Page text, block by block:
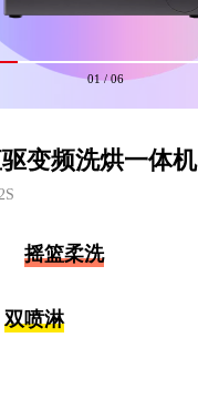
01/06
变频洗烘一体机
摇篮柔洗
双喷淋